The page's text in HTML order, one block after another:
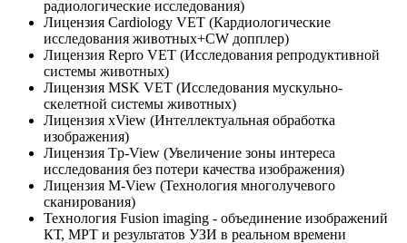
радиологические исследования)
Лицензия Cardiology VET (Кардиологические
исследования животных+CW допплер)
Лицензия Repro VET (Исследования репродуктивной
системы животных)
Лицензия MSK VET (Исследования мускульно-
скелетной системы животных)
Лицензия xView (Интеллектуальная обработка
изображения)
Лицензия Tp-View (Увеличение зоны интереса
исследования без потери качества изображения)
Лицензия M-View (Технология многолучевого
сканирования)
Технология Fusion imaging - объединение изображений
КТ, МРТ и результатов УЗИ в реальном времени